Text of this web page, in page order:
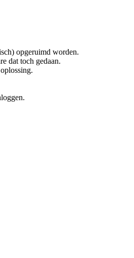
opgeruimd worden.
dat toch gedaan.